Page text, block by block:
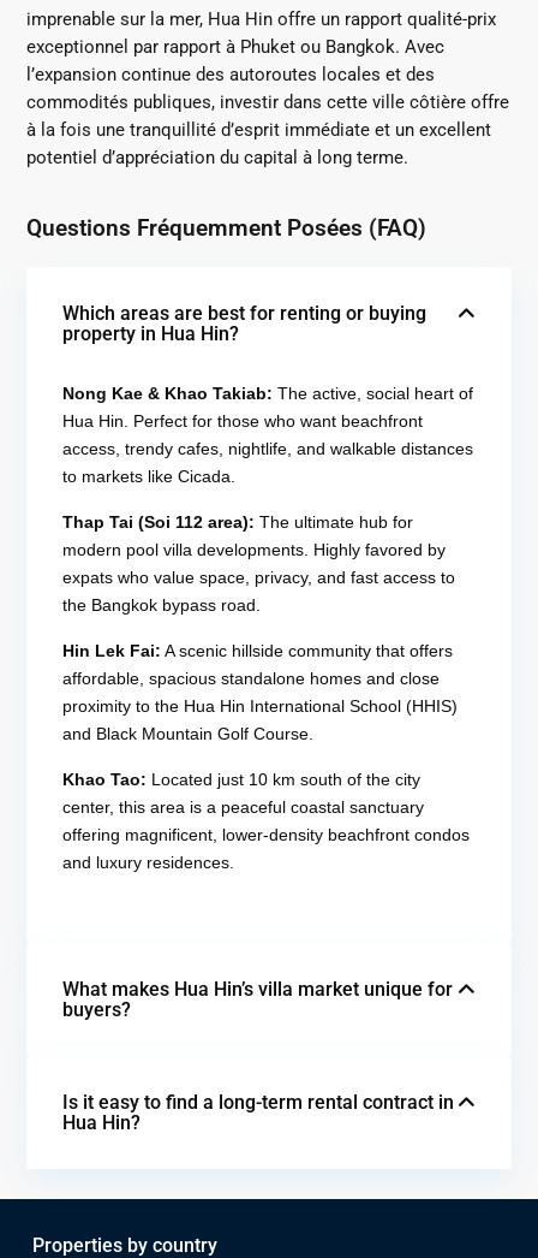
imprenable sur la mer, Hua Hin offre un rapport qualité-prix
exceptionnel par rapport à Phuket ou Bangkok. Avec
l’expansion continue des autoroutes locales et des
commodités publiques, investir dans cette ville côtière offre
à la fois une tranquillité d’esprit immédiate et un excellent
potentiel d’appréciation du capital à long terme.
Questions Fréquemment Posées (FAQ)
Which areas are best for renting or buying
property in Hua Hin?
Nong Kae & Khao Takiab: The active, social heart of
Hua Hin.
Perfect for those who want beachfront
access, trendy cafes, nightlife, and walkable distances
to markets like Cicada.
Thap Tai (Soi 112 area): The ultimate hub for
modern pool villa developments. Highly favored by
expats who value space, privacy, and fast access to
the Bangkok bypass road.
Hin Lek Fai: A scenic hillside community that offers
affordable, spacious standalone homes and close
proximity to the Hua Hin International School (HHIS)
and Black Mountain Golf Course.
Khao Tao: Located just 10 km south of the city
center, this area is a peaceful coastal sanctuary
offering magnificent, lower-density beachfront condos
and luxury residences.
What makes Hua Hin’s villa market unique for
buyers?
Is it easy to find a long-term rental contract in
Hua Hin?
Properties by country